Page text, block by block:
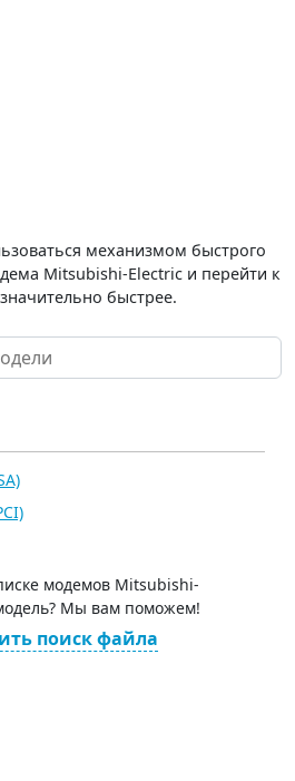
механизмом быстрого
Mitsubishi-Electric и перейти к
быстрее.
модемов Mitsubishi-
Мы вам поможем!
поиск файла